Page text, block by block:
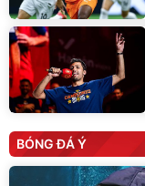
BÓNG ĐÁ Ý